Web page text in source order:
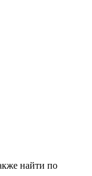
найти по